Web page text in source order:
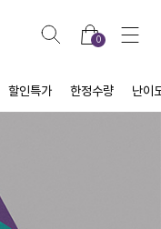
0
할인특가 한정수량 난이